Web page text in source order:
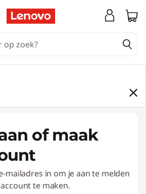
of maak
mailadres in om je aan te melden
te maken.